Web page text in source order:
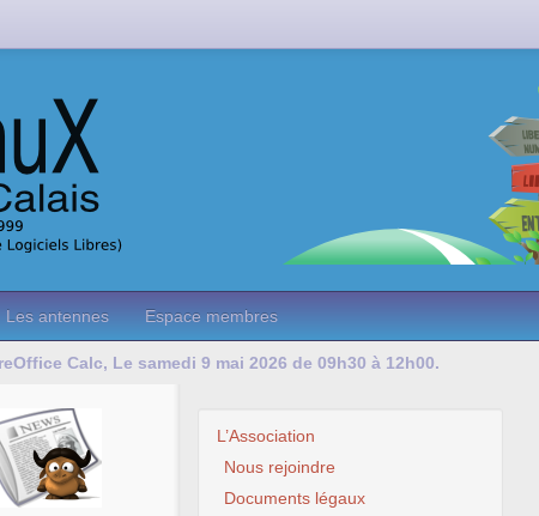
Les antennes Espace membres
Calc, Le samedi 9 mai 2026 de 09h30 à 12h00.
L’Association
Nous rejoindre
Documents légaux